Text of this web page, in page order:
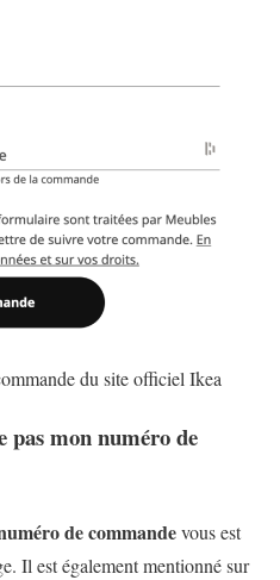
du site officiel Ikea
pas mon numéro de
de commandevous est
Il est également mentionné sur